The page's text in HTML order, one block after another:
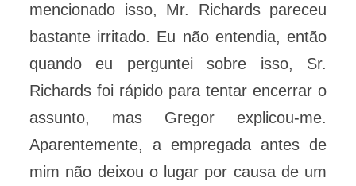
mencionado isso, Mr. Richards pareceu
bastante irritado. Eu não entendia, então
quando eu perguntei sobre isso, Sr.
Richards foi rápido para tentar encerrar o
assunto, mas Gregor explicou-me.
Aparentemente, a empregada antes de
mim não deixou o lugar por causa de um